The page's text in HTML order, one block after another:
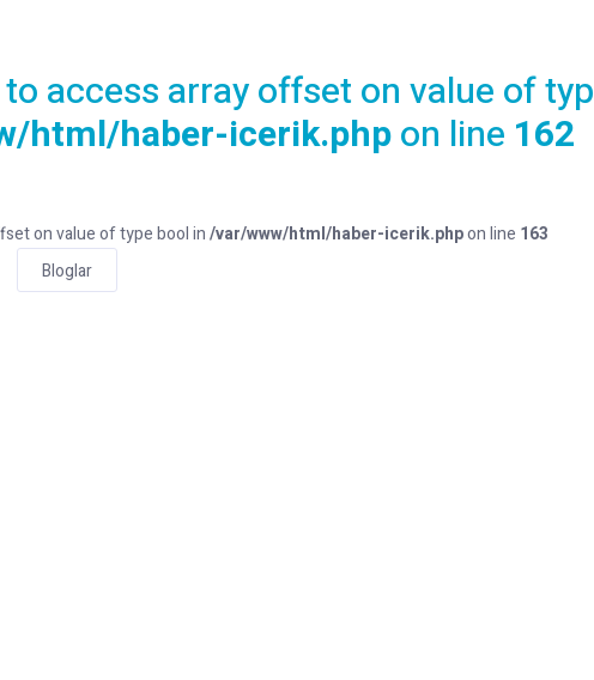
access array offset on value of
html/haber-icerik.phpon line 162
on value of type bool in/var/www/html/haber-icerik.phpon line 163
Bloglar